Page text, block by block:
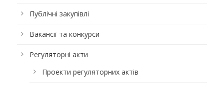
Публічні закупівлі
Вакансії та конкурси
Регуляторні акти
Проекти регуляторних актів